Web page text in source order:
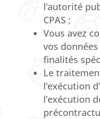
l’autorité
CPAS ;
Vous avez
vos
finalités
Le
l’exécution
l’exécution